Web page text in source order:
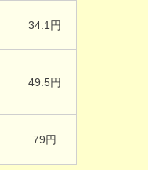
34.1円
49.5円
79円